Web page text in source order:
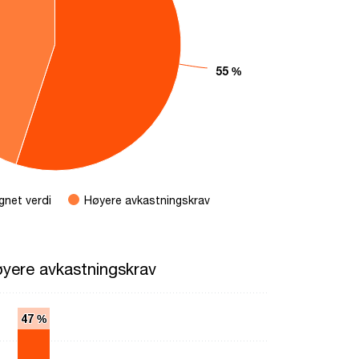
55 %
55 %
verdi Høyere avkastningskrav
categories.
values. Range: 0 to 50.
avkastningskrav
47 %
47 %